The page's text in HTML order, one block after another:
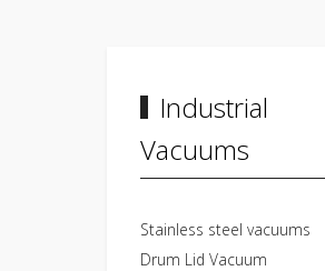
Industrial
Vacuums
Stainless steel vacuums
Drum Lid Vacuum